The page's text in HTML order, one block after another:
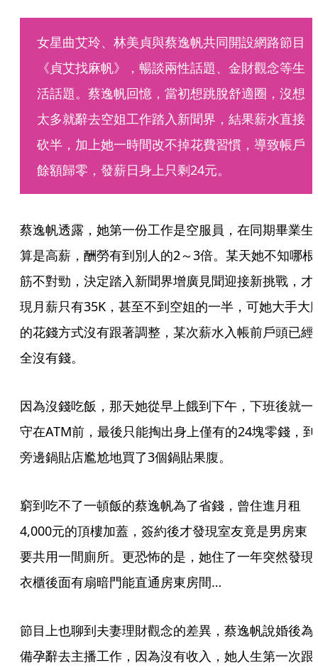
女星曲艾玲、林美貞與蔡逸帆共同開設網路節目
《貞艾找麻帆》，暢談兩性話題、金財觀念等生
活話題。蔡逸帆回憶，當初想跳脫舒適圈，沒想
太多就辭去空姐工作踏入新聞界，結果薪水直接
砍半，加上她一時間改不掉花費習慣，導致帳戶
餘額歸零，發薪日身上只剩24元。
蔡逸帆透露，她第一份工作是空服員，在同期畢業生
算是高薪，酬勞有到別人的2～3倍。某天她不知哪根
筋不對勁，決定踏入新聞界增廣見聞迎接新挑戰，才
現月薪只有35K，甚至不到空姐的一半，可她大手大
的花錢方式沒有跟著調整，某次薪水入帳前戶頭已經
全沒有錢。
因為沒錢吃飯，那天她從早上餓到下午，下班後就一
守在ATM前，最後只能掏出身上僅有的24塊零錢，到
旁邊鍋貼店尷尬地買了3個鍋貼果腹。
窮到吃不了一頓飯的蔡逸帆為了省錢，曾住進月租
4,000元的頂樓加蓋，簽約後才發現室友竟是男房東
要共用一間廁所。更恐怖的是，她住了一年突然發現
衣櫃後面有扇暗門能直通房東房間…
節目上也聊到夫妻理財觀念的差異，蔡逸帆說婚後為
備孕辭去主播工作，因為沒有收入，她人生第一次跟